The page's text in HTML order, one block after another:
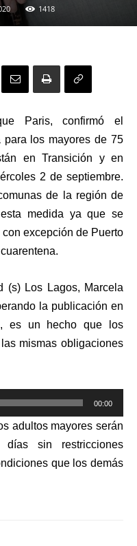
1418
Paris,confirmó el
para los mayores de 75
en Transición y en
2 de septiembre.
de la región de
medida ya que se
excepción de Puerto
(s) Los Lagos, Marcela
la publicación en
es un hecho que los
mismas obligaciones
00:00
adultos mayores serán
sin restricciones
que los demás